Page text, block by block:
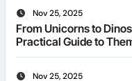
Nov 25, 2025
From Unicorns to
Practical Guide to
Matched Socks
Nov 25, 2025